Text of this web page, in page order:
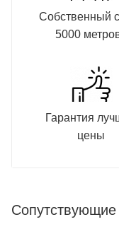
Собственный
5000
Гарантия
цены